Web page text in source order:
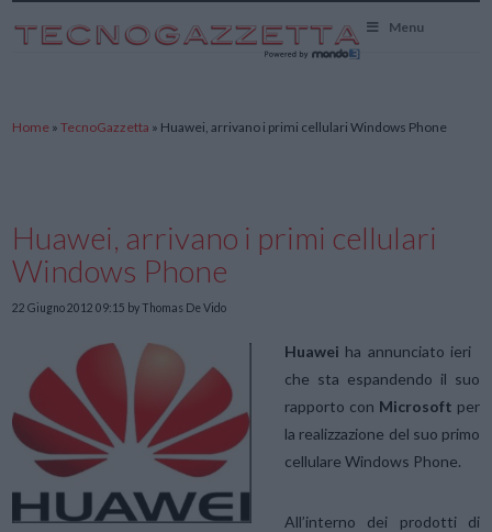
Menu
Home »TecnoGazzetta » Huawei, arrivano i primi cellulari Windows Phone
Huawei, arrivano i primi cellulari
Windows Phone
22 Giugno 2012 09:15 by Thomas De Vido
Huawei ha annunciato ieri
che sta espandendo il suo
rapporto con Microsoft per
la realizzazione del suo primo
cellulare Windows Phone.
All’interno dei prodotti di